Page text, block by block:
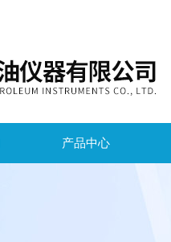
产品中心